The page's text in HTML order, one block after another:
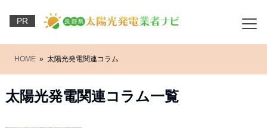
PR
HOME » 太陽光発電関連コラム
太陽光発電関連コラム一覧